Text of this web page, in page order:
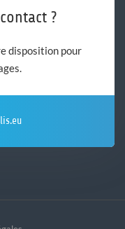
?
disposition pour